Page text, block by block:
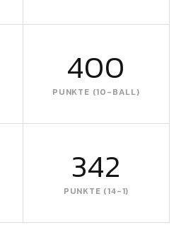
400
PUNKTE (10-BALL)
342
PUNKTE (14-1)